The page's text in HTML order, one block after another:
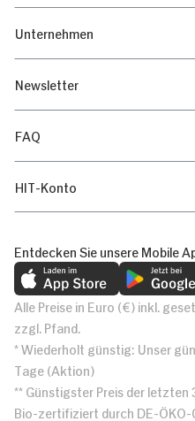
Unternehmen
Newsletter
FAQ
HIT-Konto
Entdecken Sie unsere Mobile
Alle Preise in Euro (€) inkl.
zzgl. Pfand.
* Wiederholt günstig: Unser
Tage (Aktion)
** Günstigster Preis der letzten
Bio-zertifiziert durch DE-